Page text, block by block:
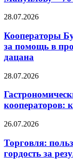
28.07.2026
Кооператоры
за помощь в
дацана
28.07.2026
кооператоров:
26.07.2026
Торговля:
гордость за